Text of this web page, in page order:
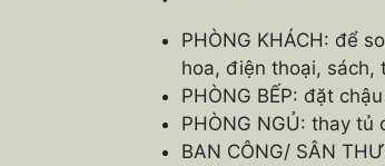
PHÒNG KHÁCH: để
hoa, điện thoại,
PHÒNG BẾP: đặt
PHÒNG NGỦ: thay
BAN CÔNG/ SÂN